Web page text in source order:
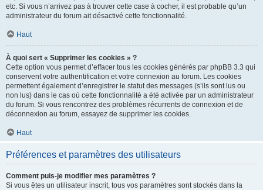
etc. Si vous n’arrivez pas à trouver cette case à cocher, il est probable qu’un
administrateur du forum ait désactivé cette fonctionnalité.
Haut
À quoi sert « Supprimer les cookies » ?
Cette option vous permet d’effacer tous les cookies générés par phpBB 3.3 qui
conservent votre authentification et votre connexion au forum. Les cookies
permettent également d’enregistrer le statut des messages (s’ils sont lus ou
non lus) dans le cas où cette fonctionnalité a été activée par un administrateur
du forum. Si vous rencontrez des problèmes récurrents de connexion et de
déconnexion au forum, essayez de supprimer les cookies.
Haut
Préférences et paramètres des utilisateurs
Comment puis-je modifier mes paramètres ?
Si vous êtes un utilisateur inscrit, tous vos paramètres sont stockés dans la